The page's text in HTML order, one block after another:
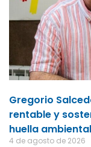
Gregorio
rentable y
huella ambiental
4 de agosto de 2026